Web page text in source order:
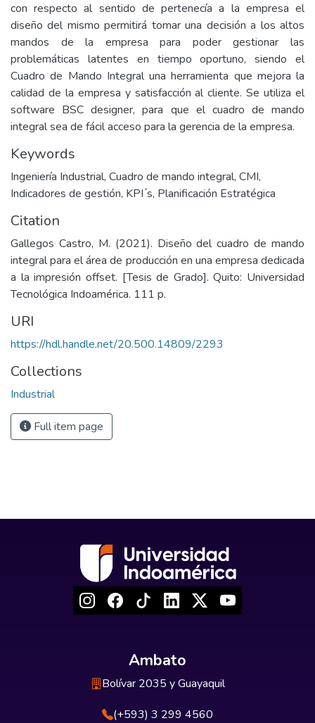
con respecto al sentido de pertenecía a la empresa el
diseño del mismo permitirá tomar una decisión a los altos
mandos de la empresa para poder gestionar las
problemáticas latentes en tiempo oportuno, siendo el
Cuadro de Mando Integral una herramienta que mejora la
calidad de la empresa y satisfacción al cliente. Se utiliza el
software BSC designer, para que el cuadro de mando
integral sea de fácil acceso para la gerencia de la empresa.
Keywords
Ingeniería Industrial, Cuadro de mando integral, CMI,
Indicadores de gestión, KPI ́s, Planificación Estratégica
Citation
Gallegos Castro, M. (2021). Diseño del cuadro de mando
integral para el área de producción en una empresa dedicada
a la impresión offset. [Tesis de Grado]. Quito: Universidad
Tecnológica Indoamérica. 111 p.
URI
https://hdl.handle.net/20.500.14809/2293
Collections
Industrial
Full item page
Ambato
Bolívar 2035 y Guayaquil
(+593) 3 299 4560